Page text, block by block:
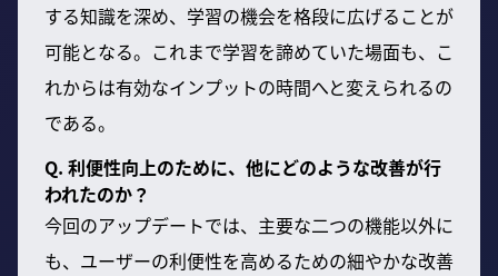
する知識を深め、学習の機会を格段に広げることが
可能となる。これまで学習を諦めていた場面も、こ
れからは有効なインプットの時間へと変えられるの
である。
Q. 利便性向上のために、他にどのような改善が行
われたのか？
今回のアップデートでは、主要な二つの機能以外に
も、ユーザーの利便性を高めるための細やかな改善